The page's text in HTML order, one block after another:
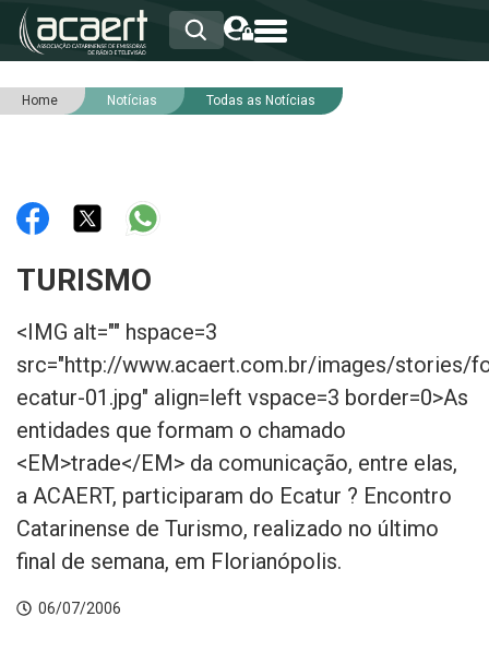
HOME
RNA
NOTÍCIAS
INTEGRIDADE
Home Notícias Todas as Notícias
TURISMO
<IMG alt="" hspace=3
src="http://www.acaert.com.br/images/stories/
ecatur-01.jpg" align=left vspace=3 border=0>As
entidades que formam o chamado
<EM>trade</EM> da comunicação, entre elas,
a ACAERT, participaram do Ecatur ? Encontro
Catarinense de Turismo, realizado no último
final de semana, em Florianópolis.
06/07/2006